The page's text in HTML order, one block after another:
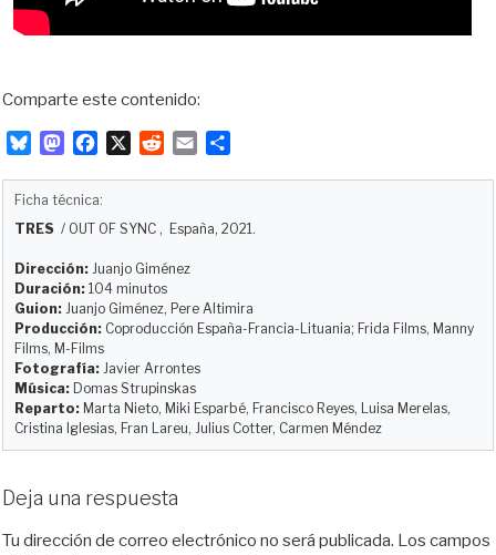
Comparte este contenido:
u
s
k
y
M
o
d
o
n
b
o
o
k
X
t
l
a
i
r
Ficha técnica:
TRES / OUT OF SYNC , España, 2021.
Dirección: Juanjo Giménez
Duración: 104 minutos
Guion: Juanjo Giménez, Pere Altimira
Producción: Coproducción España-Francia-Lituania; Frida Films, Manny
Films, M-Films
Fotografía: Javier Arrontes
Música: Domas Strupinskas
Reparto: Marta Nieto, Miki Esparbé, Francisco Reyes, Luisa Merelas,
Cristina Iglesias, Fran Lareu, Julius Cotter, Carmen Méndez
Deja una respuesta
Tu dirección de correo electrónico no será publicada. Los campos